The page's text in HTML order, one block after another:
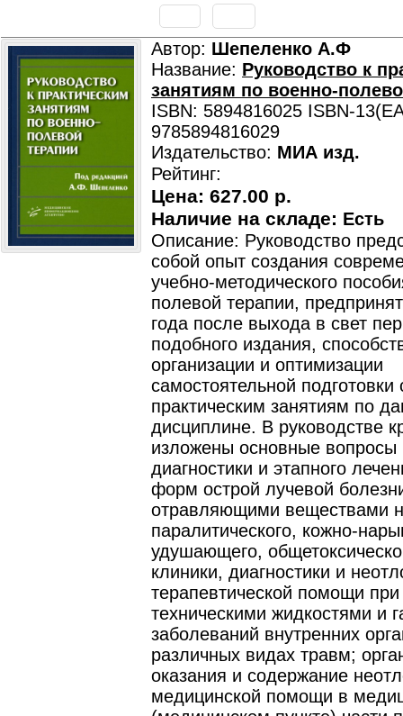
Автор: Шепеленко А.Ф
Название: Руководство к
занятиям по военно-
ISBN: 5894816025 ISBN-
9785894816029
Издательство: МИА изд.
Рейтинг:
Цена: 627.00 р.
Наличие на складе: Есть
Описание: Руководство
собой опыт создания
учебно-методического
полевой терапии,
года после выхода в свет
подобного издания,
организации и оптимизации
самостоятельной подготовки
практическим занятиям по
дисциплине. В руководстве
изложены основные вопросы
диагностики и этапного
форм острой лучевой
отравляющими веществами
паралитического, кожно-
удушающего,
клиники, диагностики и
терапевтической помощи
техническими жидкостями и
заболеваний внутренних
различных видах травм;
оказания и содержание
медицинской помощи в